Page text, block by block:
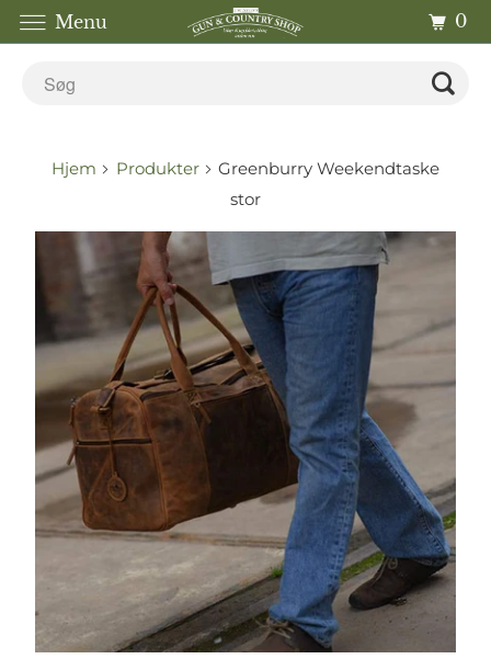
Hjem Produkter
Greenburry Weekendtaske
stor
Menu 0